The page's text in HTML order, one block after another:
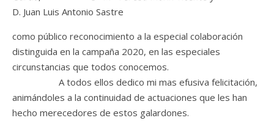
D. Juan Luis Antonio Sastre
como público reconocimiento a la especial colaboración
distinguida en la campaña 2020, en las especiales
circunstancias que todos conocemos.
A todos ellos dedico mi mas efusiva felicitación,
animándoles a la continuidad de actuaciones que les han
hecho merecedores de estos galardones.